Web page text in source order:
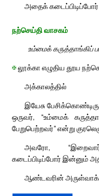
அதைக்
நற்செய்தி வாசகம்
உம்மைக் கருத்தாங்கிப்
✠லூக்கா எழுதிய தூய
அக்காலத்தில்
இயேசு
ஒருவர், “உம்மைக்
பேறுபெற்றவர்” என்று
அவரோ,
கடைப்பிடிப்போர் இன்னும்
ஆண்டவரின்